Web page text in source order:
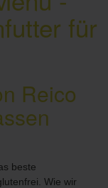
für
Reico
beste
Wie wir